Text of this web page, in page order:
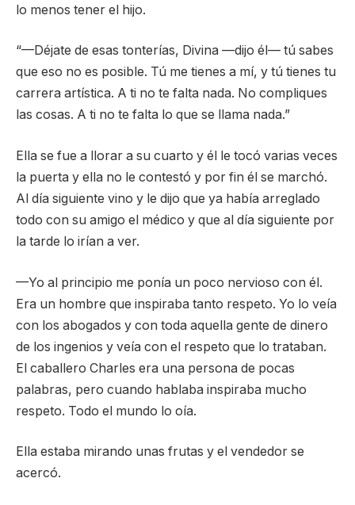
lo menos tener el hijo.
“—Déjate de esas tonterías, Divina —dijo él— tú sabes
que eso no es posible. Tú me tienes a mí, y tú tienes tu
carrera artística. A ti no te falta nada. No compliques
las cosas. A ti no te falta lo que se llama nada.”
Ella se fue a llorar a su cuarto y él le tocó varias veces
la puerta y ella no le contestó y por fin él se marchó.
Al día siguiente vino y le dijo que ya había arreglado
todo con su amigo el médico y que al día siguiente por
la tarde lo irían a ver.
—Yo al principio me ponía un poco nervioso con él.
Era un hombre que inspiraba tanto respeto. Yo lo veía
con los abogados y con toda aquella gente de dinero
de los ingenios y veía con el respeto que lo trataban.
El caballero Charles era una persona de pocas
palabras, pero cuando hablaba inspiraba mucho
respeto. Todo el mundo lo oía.
Ella estaba mirando unas frutas y el vendedor se
acercó.